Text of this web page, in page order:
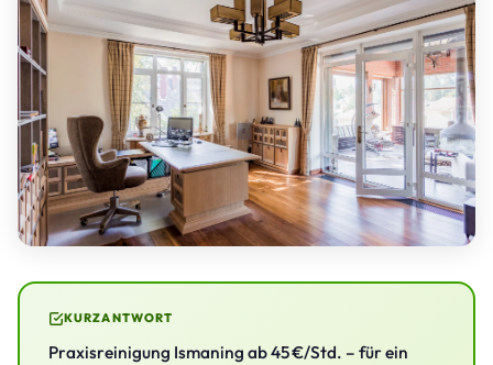
KURZANTWORT
Praxisreinigung Ismaning ab 45 €/Std. – für ein